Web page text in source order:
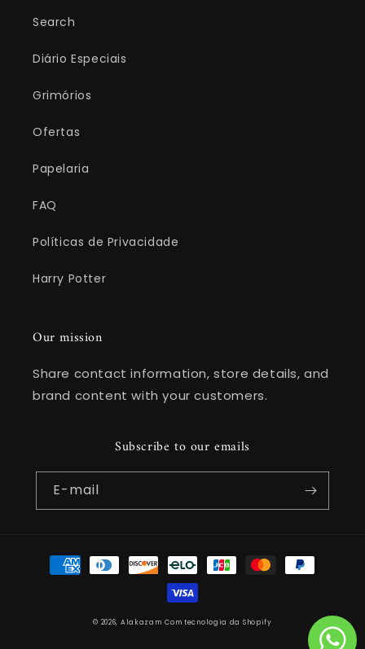
Search
Diário Especiais
Grimórios
Ofertas
Papelaria
FAQ
Políticas de Privacidade
Harry Potter
Our mission
Share contact information, store details, and
brand content with your customers.
Subscribe to our emails
E-mail
Formas
© 2026, Alakazam Com tecnologia da Shopify